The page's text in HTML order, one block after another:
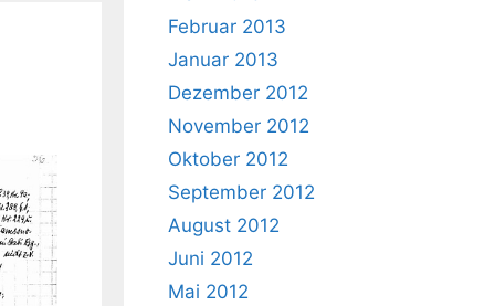
Februar 2013
Januar 2013
Dezember 2012
November 2012
Oktober 2012
September 2012
August 2012
Juni 2012
Mai 2012